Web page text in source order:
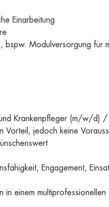
Einarbeitung
bspw. Modulversorgung für
Krankenpfleger (m/w/d)
Vorteil, jedoch keine
Engagement,
einem